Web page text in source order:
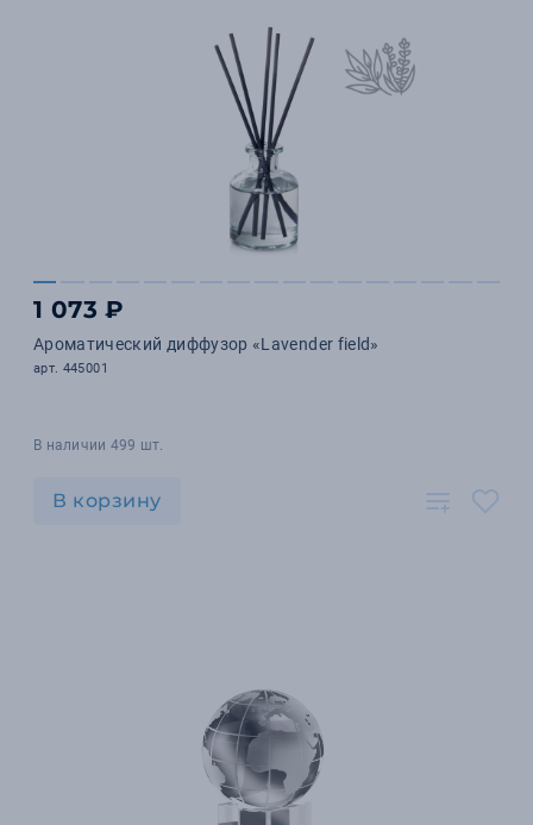
1 073 ₽
Ароматический диффузор «Lavender field»
арт. 445001
В наличии 499 шт.
В корзину